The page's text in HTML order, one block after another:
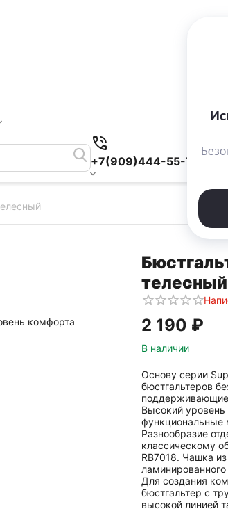
+7(909)444-55-78
телесный
2 190 ₽
В наличии
Основу серии
бюстгальтеров
Высокий
функциональные
Разнообразие
классическому
RB7018. Чашка
Для создания
бюстгальтер с
высокой линией
комфорта